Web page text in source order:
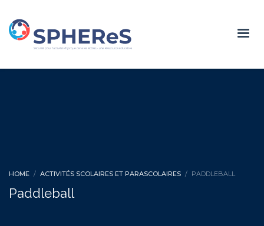
HOME ACTIVITÉS SCOLAIRES ET PARASCOLAIRES PADDLEBALL
Paddleball